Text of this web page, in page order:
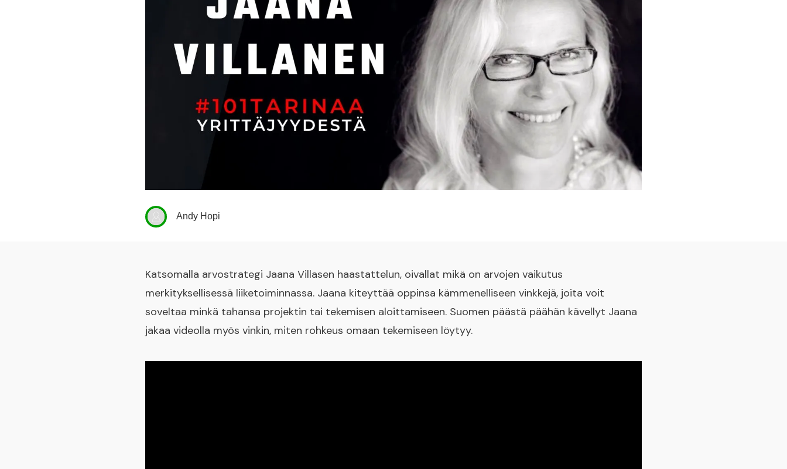
Andy Hopi
Katsomalla arvostrategi Jaana Villasen haastattelun, oivallat mikä on arvojen vaikutus
merkityksellisessä liiketoiminnassa. Jaana kiteyttää oppinsa kämmenelliseen vinkkejä, joita voit
soveltaa minkä tahansa projektin tai tekemisen aloittamiseen. Suomen päästä päähän kävellyt Jaana
jakaa videolla myös vinkin, miten rohkeus omaan tekemiseen löytyy.